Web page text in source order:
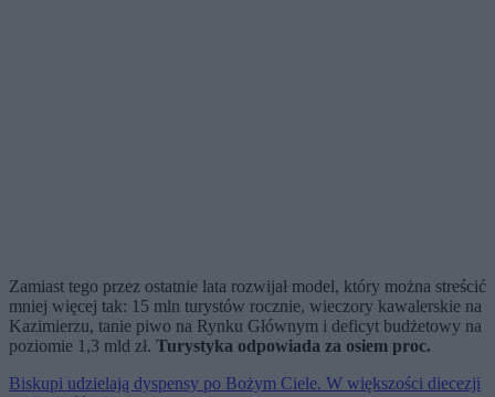
Zamiast tego przez ostatnie lata rozwijał model, który można streścić
mniej więcej tak: 15 mln turystów rocznie, wieczory kawalerskie na
Kazimierzu, tanie piwo na Rynku Głównym i deficyt budżetowy na
poziomie 1,3 mld zł. Turystyka odpowiada za osiem proc.
Biskupi udzielają dyspensy po Bożym Ciele. W większości diecezji